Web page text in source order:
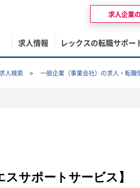
求人情報 レックスの転職サポー
求人企業
人検索 一般企業（事業会社）の求人・転職
スサポートサービス】